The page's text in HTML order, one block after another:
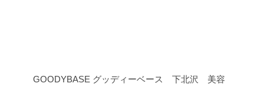
GOODYBASE グッディーベース 下北沢 美容